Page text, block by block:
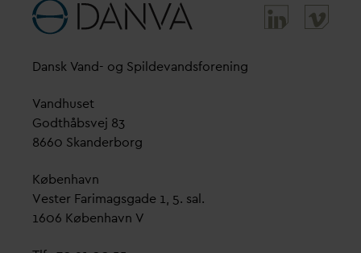
Dansk Vand- og Spildevandsforening
Vandhuset
Godthåbsvej 83
8660 Skanderborg
København
Vester Farimagsgade 1, 5. sal.
1606 København V